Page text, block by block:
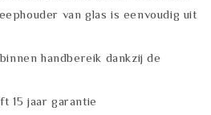
van glas is eenvoudig uit
handbereik dankzij de
15 jaar garantie